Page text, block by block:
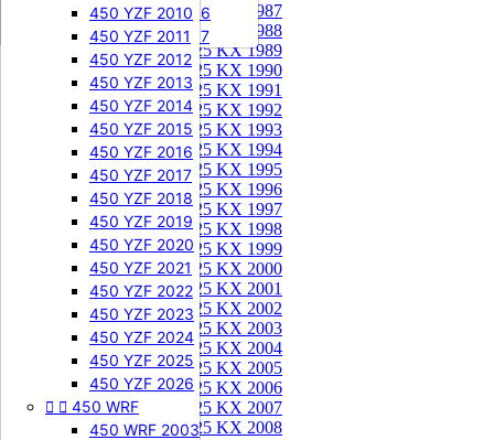
525 EXC-F 2006
525 EXC-F 2007
450 YZF 2010
450 YZF 2011
450 YZF 2012
450 YZF 2013
450 YZF 2014
450 YZF 2015
450 YZF 2016
450 YZF 2017
450 YZF 2018
450 YZF 2019
450 YZF 2020
450 YZF 2021
450 YZF 2022
450 YZF 2023
450 YZF 2024
450 YZF 2025
450 YZF 2026
  450 WRF
450 WRF 2003
125 KX 1987
125 KX 1988
125 KX 1989
125 KX 1990
125 KX 1991
125 KX 1992
125 KX 1993
125 KX 1994
125 KX 1995
125 KX 1996
125 KX 1997
125 KX 1998
125 KX 1999
125 KX 2000
125 KX 2001
125 KX 2002
125 KX 2003
125 KX 2004
125 KX 2005
125 KX 2006
125 KX 2007
125 KX 2008